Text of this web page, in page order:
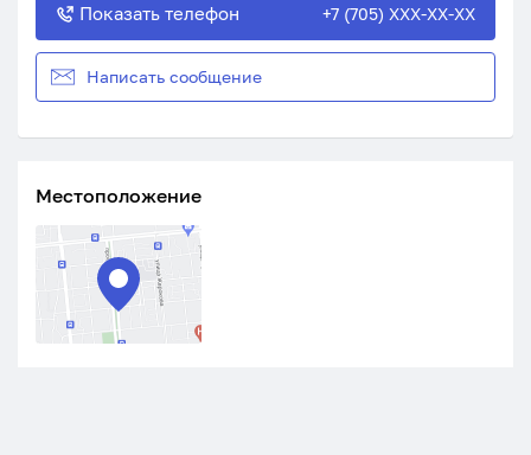
Показать телефон +7 (705) XXX-XX-XX
Написать сообщение
Местоположение